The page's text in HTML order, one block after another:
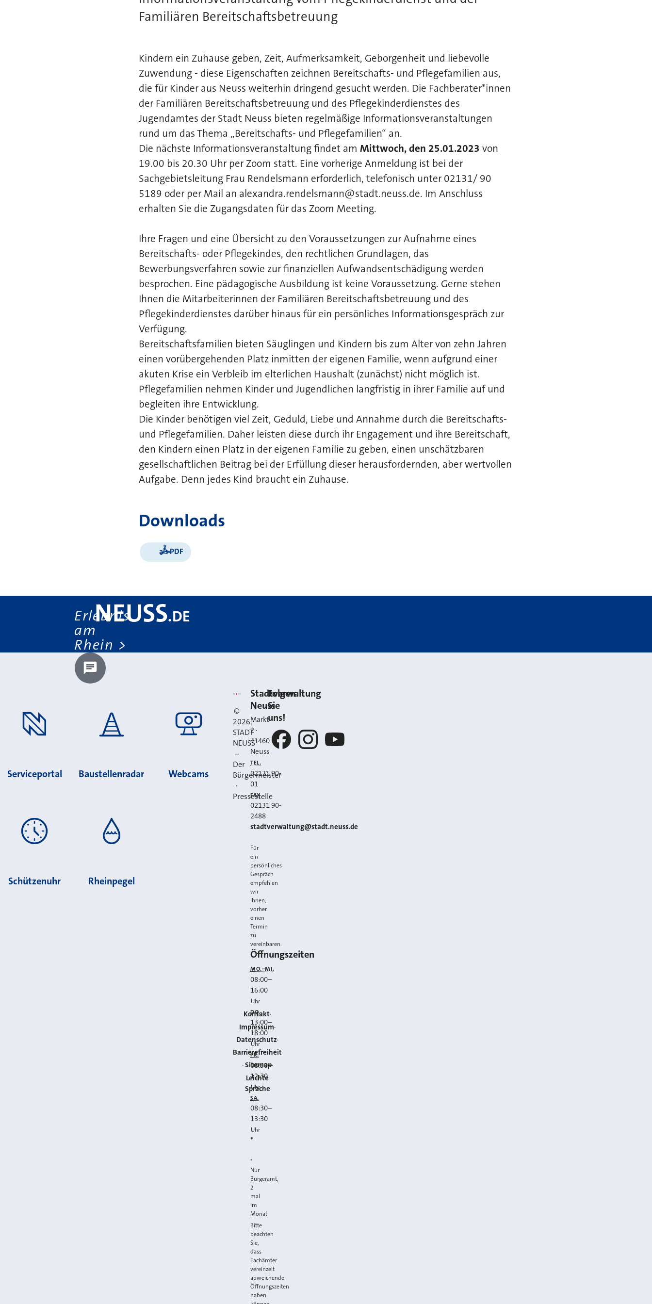
Familiären Bereitschaftsbetreuung
Kindern ein Zuhause geben, Zeit, Aufmerksamkeit, Geborgenheit und liebevolle
Zuwendung - diese Eigenschaften zeichnen Bereitschafts- und Pflegefamilien aus,
die für Kinder aus Neuss weiterhin dringend gesucht werden. Die Fachberater*innen
der Familiären Bereitschaftsbetreuung und des Pflegekinderdienstes des
Jugendamtes der Stadt Neuss bieten regelmäßige Informationsveranstaltungen
rund um das Thema „Bereitschafts- und Pflegefamilien“ an.
Die nächste Informationsveranstaltung findet am Mittwoch, den 25.01.2023 von
19.00 bis 20.30 Uhr per Zoom statt. Eine vorherige Anmeldung ist bei der
Sachgebietsleitung Frau Rendelsmann erforderlich, telefonisch unter 02131/ 90
5189 oder per Mail an alexandra.rendelsmann@stadt.neuss.de. Im Anschluss
erhalten Sie die Zugangsdaten für das Zoom Meeting.
Ihre Fragen und eine Übersicht zu den Voraussetzungen zur Aufnahme eines
Bereitschafts- oder Pflegekindes, den rechtlichen Grundlagen, das
Bewerbungsverfahren sowie zur finanziellen Aufwandsentschädigung werden
besprochen. Eine pädagogische Ausbildung ist keine Voraussetzung. Gerne stehen
Ihnen die Mitarbeiterinnen der Familiären Bereitschaftsbetreuung und des
Pflegekinderdienstes darüber hinaus für ein persönliches Informationsgespräch zur
Verfügung.
Bereitschaftsfamilien bieten Säuglingen und Kindern bis zum Alter von zehn Jahren
einen vorübergehenden Platz inmitten der eigenen Familie, wenn aufgrund einer
akuten Krise ein Verbleib im elterlichen Haushalt (zunächst) nicht möglich ist.
Pflegefamilien nehmen Kinder und Jugendlichen langfristig in ihrer Familie auf und
begleiten ihre Entwicklung.
Die Kinder benötigen viel Zeit, Geduld, Liebe und Annahme durch die Bereitschafts-
und Pflegefamilien. Daher leisten diese durch ihr Engagement und ihre Bereitschaft,
den Kindern einen Platz in der eigenen Familie zu geben, einen unschätzbaren
gesellschaftlichen Beitrag bei der Erfüllung dieser herausfordernden, aber wertvollen
Aufgabe. Denn jedes Kind braucht ein Zuhause.
Downloads
als PDF
Erlebnis
am
Rhein
NEUSS.DE
Chatbot laden?
Serviceportal Baustellenradar Webcams
Schützenuhr Rheinpegel
Stadt Neuss
©
2026,
STADT
NEUSS
–
Der
Bürgermeister
·
Pressestelle
Kontakt
Impressum
Datenschutz
Barrierefreiheit
Sitemap
Leichte
Sprache
Kontakt
Stadtverwaltung
Neuss
Markt
2 ·
41460
Neuss
TEL.
02131 90-
01
FAX
02131 90-
2488
E-MAIL
stadtverwaltung@stadt.neuss.de
Für
ein
persönliches
Gespräch
empfehlen
wir
Ihnen,
vorher
einen
Termin
zu
vereinbaren.
Öffnungszeiten
MO.–MI.
08:00–
16:00
Uhr
DO.
13:00–
18:00
Uhr
FR.
08:30–
12:30
Uhr
SA.
08:30–
13:30
Uhr
*
*
Nur
Bürgeramt,
2
mal
im
Monat
Bitte
beachten
Sie,
dass
Fachämter
vereinzelt
abweichende
Öffnungszeiten
haben
Folgen
Sie
uns!